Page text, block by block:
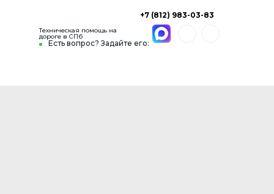
Есть вопрос? Задайте его:
+7 (812) 983-03-83
Техническая помощь на
дороге в СПб